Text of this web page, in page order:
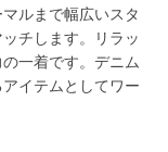
ルまで幅広いスタ
チします。リラッ
一着です。デニム
イテムとしてワー